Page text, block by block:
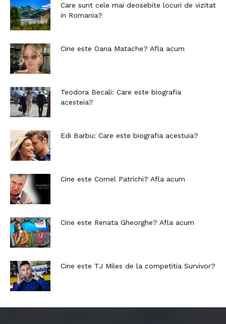
Care sunt cele mai deosebite locuri de vizitat
in Romania?
Cine este Oana Matache? Afla acum
Teodora Becali: Care este biografia
acesteia?
Edi Barbu: Care este biografia acestuia?
Cine este Cornel Patrichi? Afla acum
Cine este Renata Gheorghe? Afla acum
Cine este TJ Miles de la competitia Survivor?